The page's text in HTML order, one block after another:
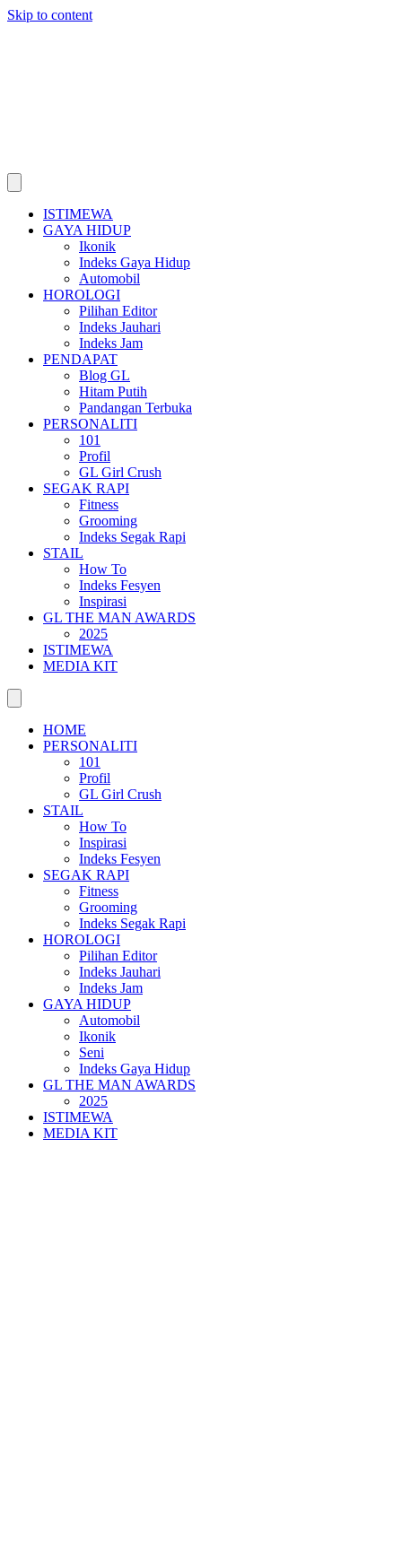
Skip to content
ISTIMEWA
GAYA HIDUP
Ikonik
Indeks Gaya Hidup
Automobil
HOROLOGI
Pilihan Editor
Indeks Jauhari
Indeks Jam
PENDAPAT
Blog GL
Hitam Putih
Pandangan Terbuka
PERSONALITI
101
Profil
GL Girl Crush
SEGAK RAPI
Fitness
Grooming
Indeks Segak Rapi
STAIL
How To
Indeks Fesyen
Inspirasi
GL THE MAN AWARDS
2025
ISTIMEWA
MEDIA KIT
HOME
PERSONALITI
101
Profil
GL Girl Crush
STAIL
How To
Inspirasi
Indeks Fesyen
SEGAK RAPI
Fitness
Grooming
Indeks Segak Rapi
HOROLOGI
Pilihan Editor
Indeks Jauhari
Indeks Jam
GAYA HIDUP
Automobil
Ikonik
Seni
Indeks Gaya Hidup
GL THE MAN AWARDS
2025
ISTIMEWA
MEDIA KIT